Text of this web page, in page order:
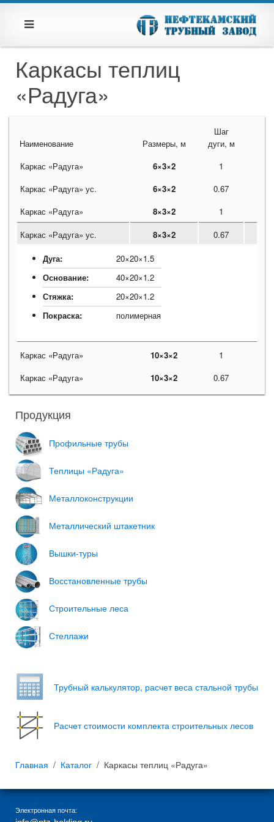
Каркасы теплиц
«Радуга»
Наименование Размеры, м
Шаг
дуги, м
Каркас «Радуга»
6×3×2
1
Каркас «Радуга» ус.
6×3×2
0.67
Каркас «Радуга»
8×3×2
1
Каркас «Радуга» ус.
8×3×2 0.67
Дуга:
20×20×1.5
Основание:
40×20×1.2
Стяжка:
20×20×1.2
Покраска:
полимерная
Каркас «Радуга» 10×3×2
1
Каркас «Радуга»
10×3×2 0.67
Продукция
Профильные трубы
Теплицы «Радуга»
Металлоконструкции
Металлический штакетник
Вышки-туры
Восстановленные трубы
Строительные леса
Стеллажи
Трубный каль­ку­лятор, рас­чет веса сталь­ной трубы
Расчет стоимости комплекта строительных лесов
Главная Каталог Каркасы теплиц «Радуга»
Электронная почта: